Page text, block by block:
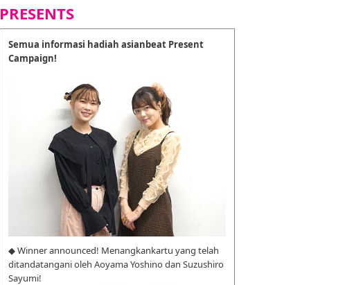
PRESENTS
Semua informasi hadiah asianbeat Present
Campaign!
◆ Winner announced! Menangkankartu yang telah
ditandatangani oleh Aoyama Yoshino dan Suzushiro
Sayumi!